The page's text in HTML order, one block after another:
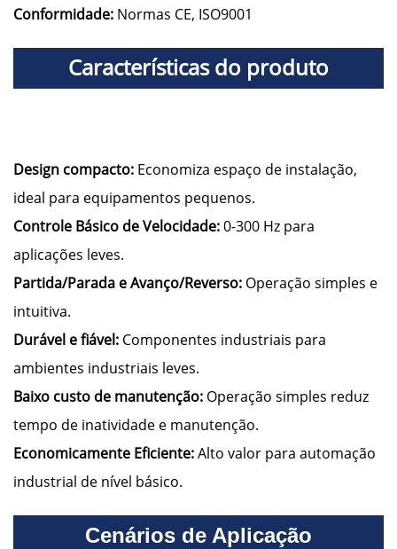
Conformidade: Normas CE, ISO9001
Características do produto
Design compacto: Economiza espaço de instalação,
ideal para equipamentos pequenos.
Controle Básico de Velocidade:0-300 Hz para
aplicações leves.
Partida/Parada e Avanço/Reverso: Operação simples e
intuitiva.
Durável e fiável: Componentes industriais para
ambientes industriais leves.
Baixo custo de manutenção: Operação simples reduz
tempo de inatividade e manutenção.
Economicamente Eficiente:Alto valor para automação
industrial de nível básico.
Cenários de Aplicação